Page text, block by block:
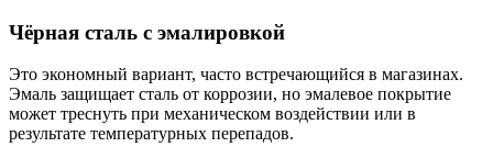
Чёрная сталь с эмалировкой
Это экономный вариант, часто встречающийся в магазинах.
Эмаль защищает сталь от коррозии, но эмалевое покрытие
может треснуть при механическом воздействии или в
результате температурных перепадов.